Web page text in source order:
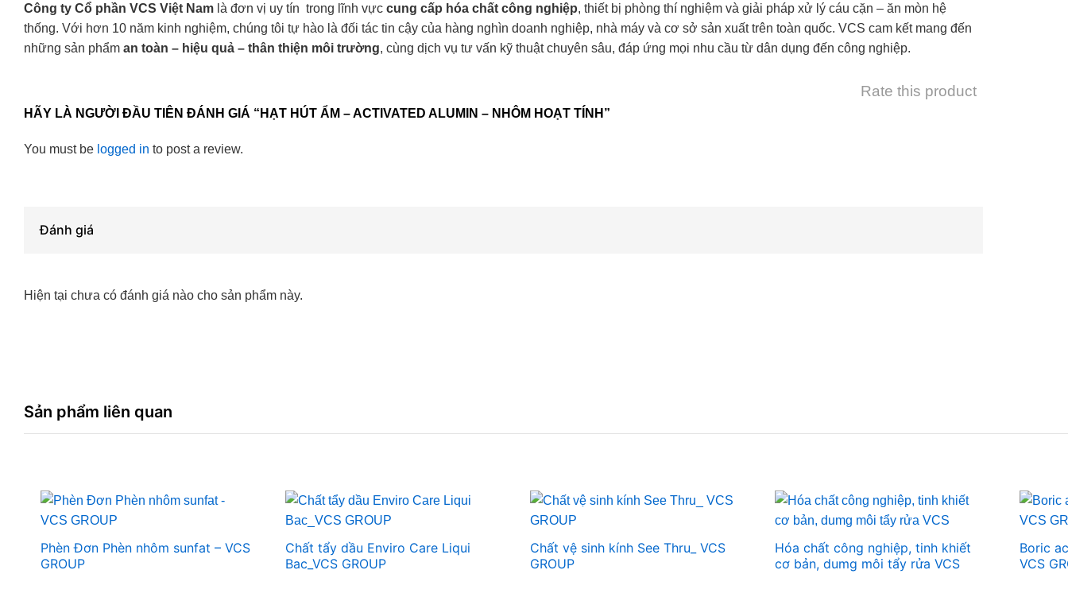
Công ty Cổ phần VCS Việt Nam là đơn vị uy tín trong lĩnh vực cung cấp hóa chất công nghiệp, thiết bị phòng thí nghiệm và giải pháp xử lý cáu cặn – ăn mòn hệ
thống. Với hơn 10 năm kinh nghiệm, chúng tôi tự hào là đối tác tin cậy của hàng nghìn doanh nghiệp, nhà máy và cơ sở sản xuất trên toàn quốc. VCS cam kết mang đến
những sản phẩm an toàn – hiệu quả – thân thiện môi trường, cùng dịch vụ tư vấn kỹ thuật chuyên sâu, đáp ứng mọi nhu cầu từ dân dụng đến công nghiệp.
Rate this product
HÃY LÀ NGƯỜI ĐẦU TIÊN ĐÁNH GIÁ “HẠT HÚT ẨM – ACTIVATED ALUMIN – NHÔM HOẠT TÍNH”
You must be logged in to post a review.
Đánh giá
Hiện tại chưa có đánh giá nào cho sản phẩm này.
Sản phẩm liên quan
Phèn Đơn Phèn nhôm sunfat – VCS
GROUP
Chất tẩy dầu Enviro Care Liqui
Bac_VCS GROUP
Chất vệ sinh kính See Thru_ VCS
GROUP
Hóa chất công nghiệp, tinh khiết
cơ bản, dumg môi tẩy rửa VCS
Boric
VCS